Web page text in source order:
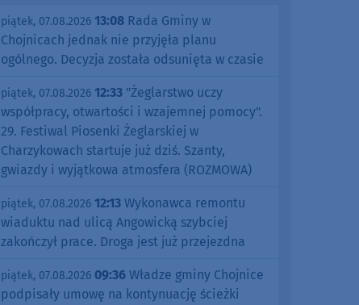
piątek, 07.08.2026 13:08 Rada Gminy w
Chojnicach jednak nie przyjęła planu
ogólnego. Decyzja została odsunięta w czasie
piątek, 07.08.2026 12:33 "Żeglarstwo uczy
współpracy, otwartości i wzajemnej pomocy".
29. Festiwal Piosenki Żeglarskiej w
Charzykowach startuje już dziś. Szanty,
gwiazdy i wyjątkowa atmosfera (ROZMOWA)
piątek, 07.08.2026 12:13 Wykonawca remontu
wiaduktu nad ulicą Angowicką szybciej
zakończył prace. Droga jest już przejezdna
piątek, 07.08.2026 09:36 Władze gminy Chojnice
podpisały umowę na kontynuację ścieżki